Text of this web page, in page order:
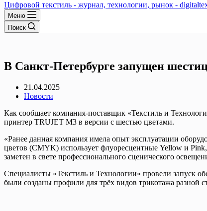
Цифровой текстиль - журнал, технологии, рынок -
Меню
Поиск
В Санкт-Петербурге запущен
21.04.2025
Новости
Как сообщает компания-поставщик «Текстиль и
принтер TRUJET M3 в версии с шестью цветами.
«Ранее данная компания имела опыт эксплуатации
цветов (CMYK) использует флуоресцентные Yellow и
заметен в свете профессионального сценического
Специалисты «Текстиль и Технологии» провели запуск
были созданы профили для трёх видов трикотажа разной